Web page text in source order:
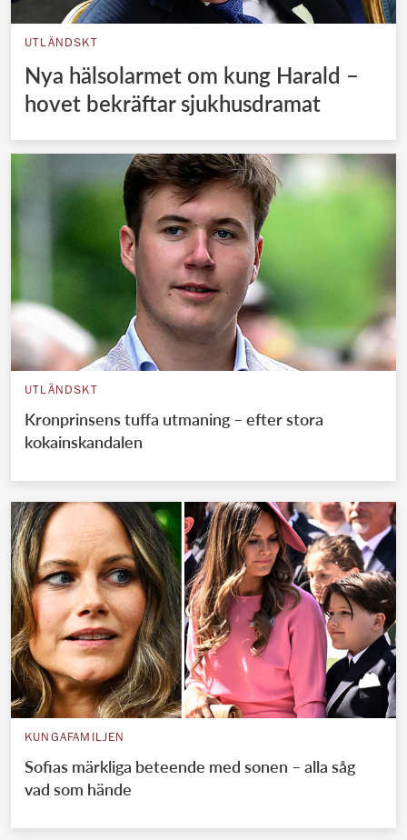
UTLÄNDSKT
Nya hälsolarmet om kung Harald –
hovet bekräftar sjukhusdramat
UTLÄNDSKT
Kronprinsens tuffa utmaning – efter stora
kokainskandalen
KUNGAFAMILJEN
Sofias märkliga beteende med sonen – alla såg
vad som hände